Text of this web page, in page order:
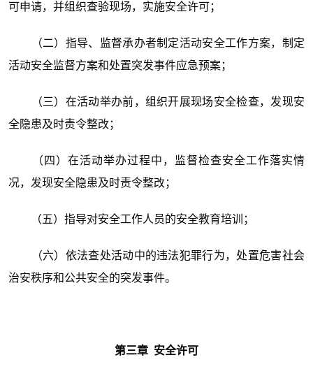
可申请，并组织查验现场，实施安全许可；
（二）指导、监督承办者制定活动安全工作方案，制定
活动安全监督方案和处置突发事件应急预案；
（三）在活动举办前，组织开展现场安全检查，发现安
全隐患及时责令整改；
（四）在活动举办过程中，监督检查安全工作落实情
况，发现安全隐患及时责令整改；
（五）指导对安全工作人员的安全教育培训；
（六）依法查处活动中的违法犯罪行为，处置危害社会
治安秩序和公共安全的突发事件。
第三章 安全许可